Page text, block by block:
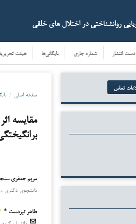
روانشناختی در اختلال های خلقی
انتشار شماره جاری بایگانی‌ها هیئت
تماس
صفحه اصلی /
مقایسه
مریم جعفری
دانشجوی دکتری ،
طاهر تیزدست *